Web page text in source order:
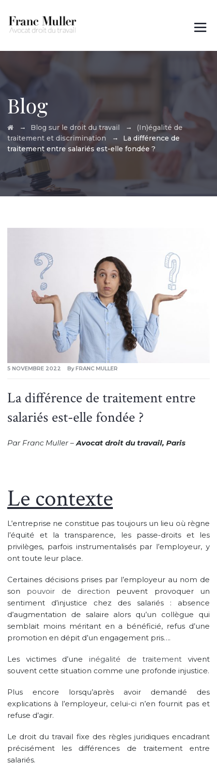
Blog
→ Blog sur le droit du travail →
(In)égalité de
traitement et discrimination →
La différence de
traitement entre salariés est-elle fondée ?
5 NOVEMBRE 2022 By FRANC MULLER
La différence de traitement entre
salariés est-elle fondée ?
Par Franc Muller – Avocat droit du travail, Paris
Le contexte
L’entreprise ne constitue pas toujours un lieu où règne
l’équité et la transparence, les passe-droits et les
privilèges, parfois instrumentalisés par l’employeur, y
ont toute leur place.
Certaines décisions prises par l’employeur au nom de
son pouvoir de direction peuvent provoquer un
sentiment d’injustice chez des salariés : absence
d’augmentation de salaire alors qu’un collègue qui
semblait moins méritant en a bénéficié, refus d’une
promotion en dépit d’un engagement pris….
Les victimes d’une inégalité de traitement vivent
souvent cette situation comme une profonde injustice.
Plus encore lorsqu’après avoir demandé des
explications à l’employeur, celui-ci n’en fournit pas et
refuse d’agir.
Le droit du travail fixe des règles juridiques encadrant
précisément les différences de traitement entre
salariés.